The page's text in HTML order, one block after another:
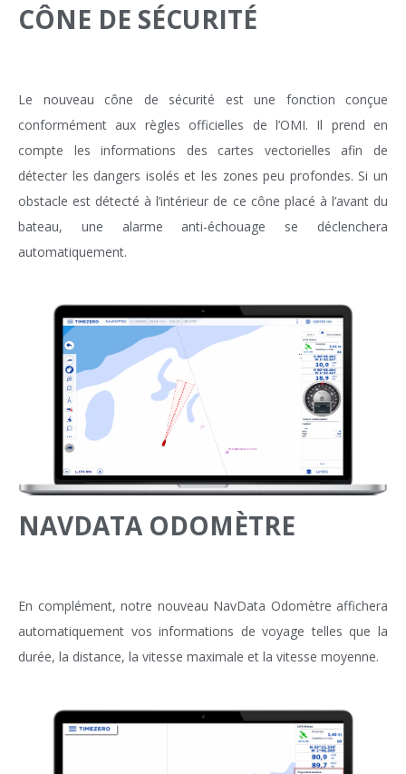
CÔNE DE SÉCURITÉ
Le nouveau cône de sécurité est une fonction conçue
conformément aux règles officielles de l’OMI. Il prend en
compte les informations des cartes vectorielles afin de
détecter les dangers isolés et les zones peu profondes. Si un
obstacle est détecté à l’intérieur de ce cône placé à l’avant du
bateau, une alarme anti-échouage se déclenchera
automatiquement.
NAVDATA ODOMÈTRE
En complément, notre nouveau NavData Odomètre affichera
automatiquement vos informations de voyage telles que la
durée, la distance, la vitesse maximale et la vitesse moyenne.